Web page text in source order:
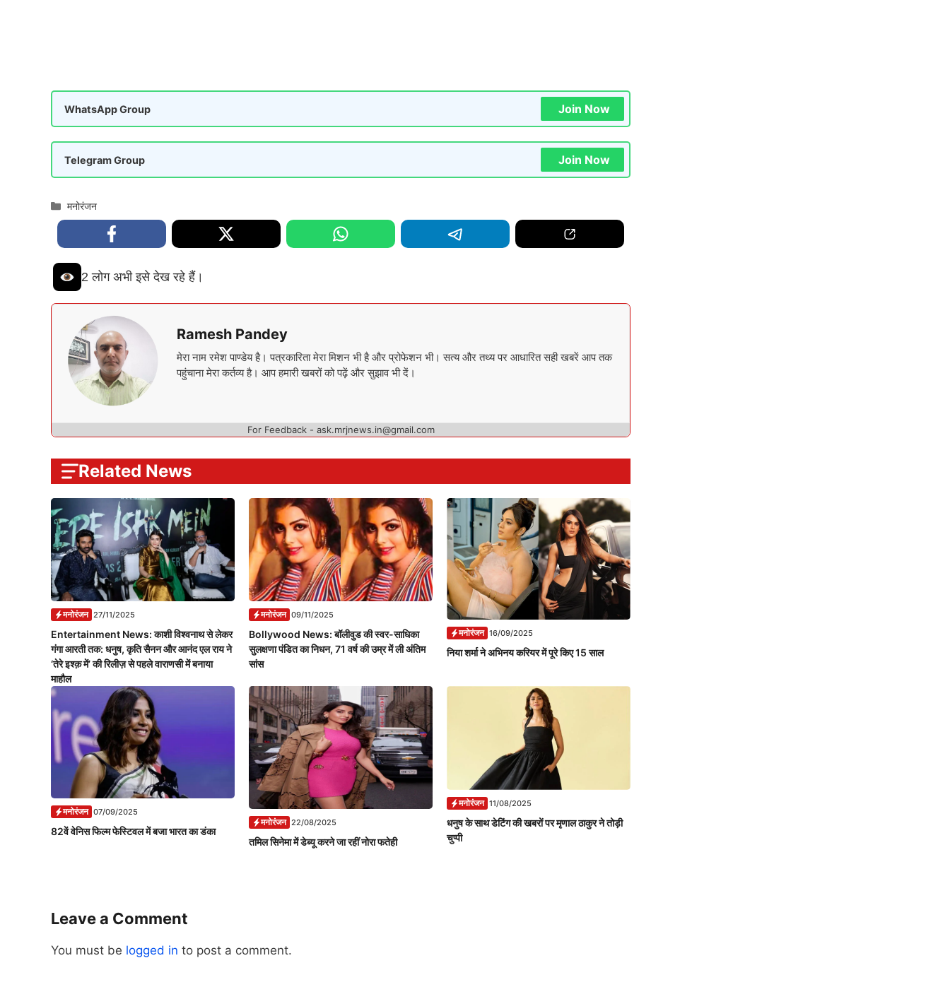
WhatsApp Group Join Now
Telegram Group Join Now
Categories
मनोरंजन
2 लोग अभी इसे देख रहे हैं।
Ramesh Pandey
मेरा नाम रमेश पाण्डेय है। पत्रकारिता मेरा मिशन भी है और प्रोफेशन भी। सत्य और तथ्य पर आधारित सही खबरें आप तक
पहुंचाना मेरा कर्तव्य है। आप हमारी खबरों को पढ़ें और सुझाव भी दें।
For Feedback - ask.mrjnews.in@gmail.com
Related News
मनोरंजन 27/11/2025
Entertainment News: काशी विश्वनाथ से लेकर
गंगा आरती तक: धनुष, कृति सैनन और आनंद एल राय ने
‘तेरे इश्क़ में’ की रिलीज़ से पहले वाराणसी में बनाया
माहौल
मनोरंजन 09/11/2025
Bollywood News: बॉलीवुड की स्वर-साधिका
सुलक्षणा पंडित का निधन, 71 वर्ष की उम्र में ली अंतिम
सांस
मनोरंजन 16/09/2025
निया शर्मा ने अभिनय करियर में पूरे किए 15 साल
मनोरंजन 07/09/2025
82वें वेनिस फिल्म फेस्टिवल में बजा भारत का डंका
मनोरंजन 22/08/2025
तमिल सिनेमा में डेब्यू करने जा रहीं नोरा फतेही
मनोरंजन 11/08/2025
धनुष के साथ डेटिंग की खबरों पर मृणाल ठाकुर ने तोड़ी
चुप्पी
Leave a Comment
You must be logged in to post a comment.